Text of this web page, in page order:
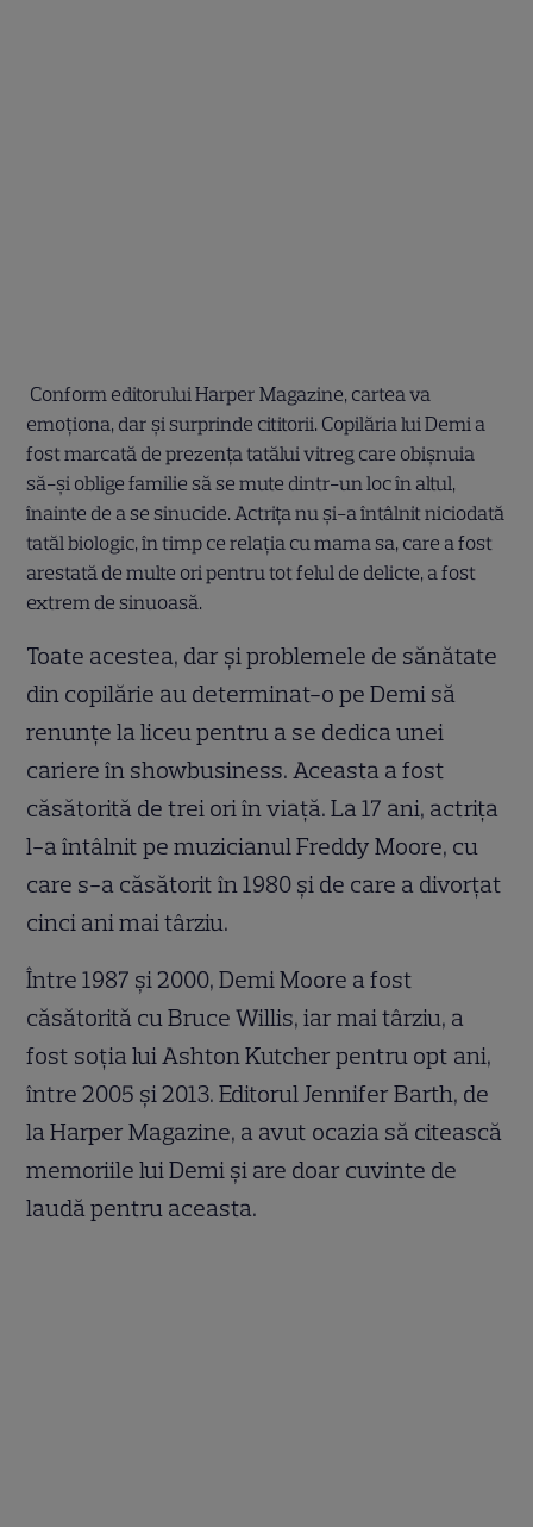
Conform editorului Harper Magazine, cartea va
emoționa, dar și surprinde cititorii. Copilăria lui Demi a
fost marcată de prezența tatălui vitreg care obișnuia
să-și oblige familie să se mute dintr-un loc în altul,
înainte de a se sinucide. Actrița nu și-a întâlnit niciodată
tatăl biologic, în timp ce relația cu mama sa, care a fost
arestată de multe ori pentru tot felul de delicte, a fost
extrem de sinuoasă.
Toate acestea, dar și problemele de sănătate
din copilărie au determinat-o pe Demi să
renunțe la liceu pentru a se dedica unei
cariere în showbusiness. Aceasta a fost
căsătorită de trei ori în viață. La 17 ani, actrița
l-a întâlnit pe muzicianul Freddy Moore, cu
care s-a căsătorit în 1980 și de care a divorțat
cinci ani mai târziu.
Între 1987 și 2000, Demi Moore a fost
căsătorită cu Bruce Willis, iar mai târziu, a
fost soția lui Ashton Kutcher pentru opt ani,
între 2005 și 2013. Editorul Jennifer Barth, de
la Harper Magazine, a avut ocazia să citească
memoriile lui Demi și are doar cuvinte de
laudă pentru aceasta.